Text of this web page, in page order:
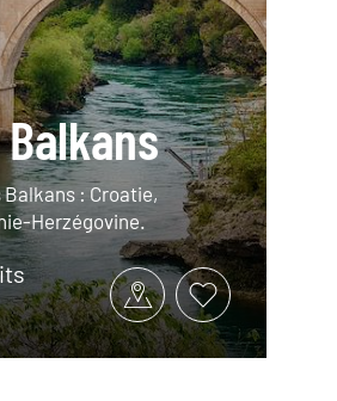
: Croatie,
Herzégovine.